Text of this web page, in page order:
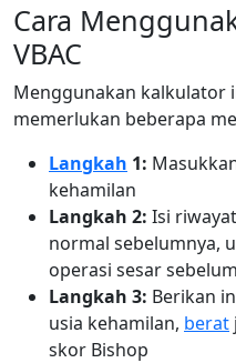
Cara
VBAC
Menggunakan kalkulator
memerlukan beberapa
Langkah 1:
kehamilan
Langkah 2: Isi
normal sebelumnya,
operasi sesar
Langkah 3: Berikan
usia kehamilan, berat
skor Bishop